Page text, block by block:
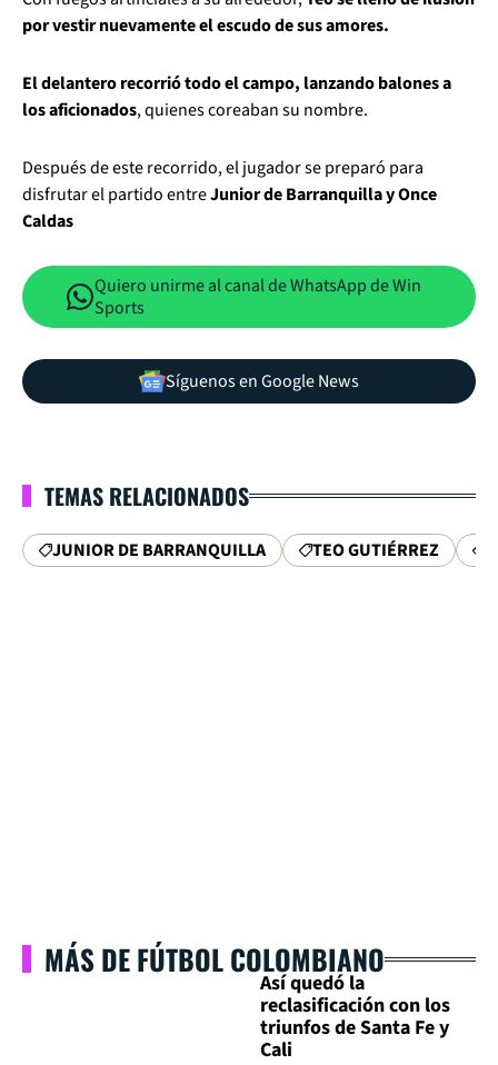
por vestir nuevamente el escudo de sus amores.
El delantero recorrió todo el campo, lanzando balones a
los aficionados, quienes coreaban su nombre.
Después de este recorrido, el jugador se preparó para
disfrutar el partido entreJunior de Barranquilla y Once
Caldas
Quiero unirme al canal de WhatsApp de Win
Sports
Síguenos en Google News
TEMAS RELACIONADOS
JUNIOR DE BARRANQUILLA TEO GUTIÉRREZ
MÁS DE FÚTBOL COLOMBIANO
Así quedó la
reclasificación con los
triunfos de Santa Fe y
Cali